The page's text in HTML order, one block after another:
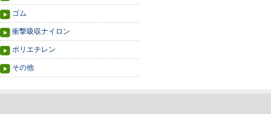
ゴム
衝撃吸収ナイロン
ポリエチレン
その他